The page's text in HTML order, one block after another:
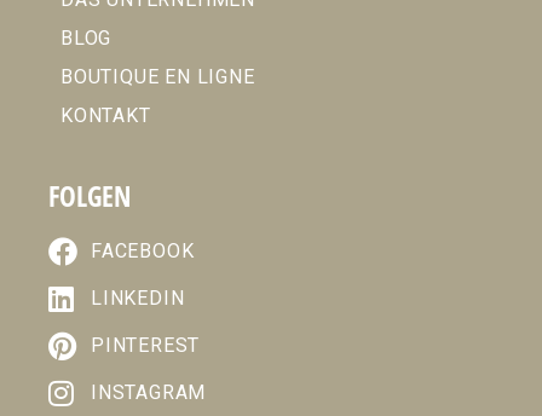
BLOG
BOUTIQUE EN LIGNE
KONTAKT
FOLGEN
FACEBOOK
LINKEDIN
PINTEREST
INSTAGRAM